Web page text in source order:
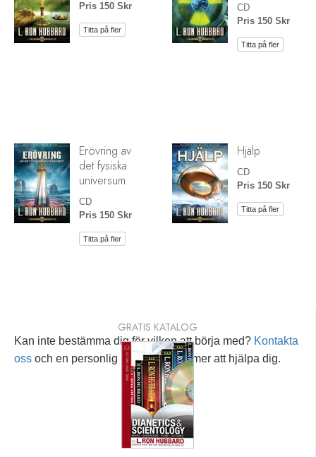
Pris 150 Skr
Titta på fler
CD
Pris 150 Skr
Titta på fler
Erövring av
det fysiska
universum
CD
Pris 150 Skr
Titta på fler
Hjälp
CD
Pris 150 Skr
Titta på fler
Kan inte bestämma dig för vilken att börja med? Kontakta
oss och en personlig rådgivare kommer att hjälpa dig.
GRATIS KATALOG